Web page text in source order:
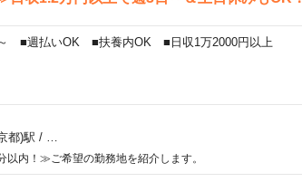
～ ■週払いOK ■扶養内OK ■日収1万2000円以上
都)駅 /
内！≫ご希望の勤務地を紹介します。